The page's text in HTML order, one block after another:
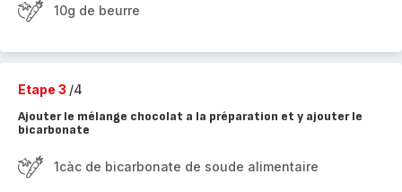
10g de beurre
Etape 3 /4
Ajouter le mélange chocolat a la préparation et y ajouter le
bicarbonate
1càc de bicarbonate de soude alimentaire